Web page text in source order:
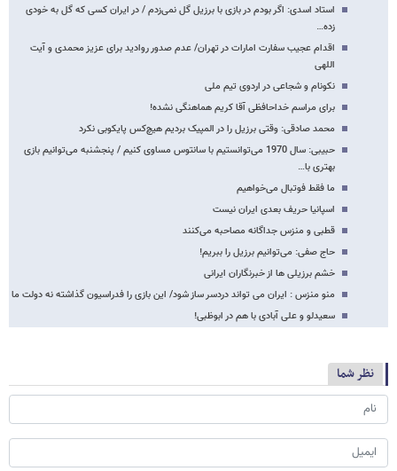
استاد اسدی: اگر بودم در بازی با برزیل گل نمی‌زدم / در ایران کسی که گل به خودی
زده…
اقدام عجیب سفارت امارات در تهران/ عدم صدور روادید برای عزیز محمدی و آیت
اللهی
نکونام و شجاعی در اردوی تیم ملی
برای مراسم خداحافظی آقا کریم هماهنگی نشده!
محمد صادقی: وقتی برزیل را در المپیک بردیم هیچ‌کس پایکوبی نکرد
حبیبی: سال 1970 می‌توانستیم با سانتوس مساوی کنیم / پنجشنبه می‌توانیم بازی
بهتری با…
ما فقط فوتبال می‌خواهیم
اسپانیا حریف بعدی ایران نیست
قطبی و منزس جداگانه مصاحبه می‌کنند
حاج صفی: می‌توانیم برزیل را ببریم!
خشم برزیلی ها از خبرنگاران ایرانی
منو منزس : ایران می تواند دردسر ساز شود/ این بازی را فدراسیون گذاشته نه دولت ما
سعیدلو و علی آبادی با هم در ابوظبی!
نظر شما